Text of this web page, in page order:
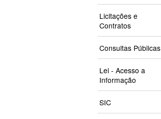
Licitações e
Contratos
Consultas Públicas
Lei - Acesso a
Informação
SIC